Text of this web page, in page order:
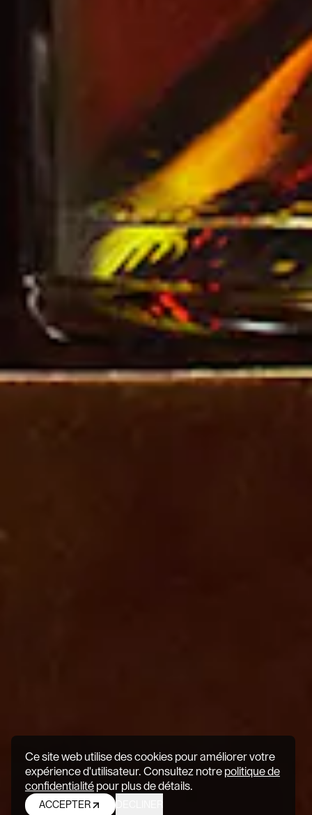
Ce site web utilise des cookies pour améliorer votre
expérience d'utilisateur. Consultez notre politique de
confidentialité pour plus de détails.
ACCEPTER